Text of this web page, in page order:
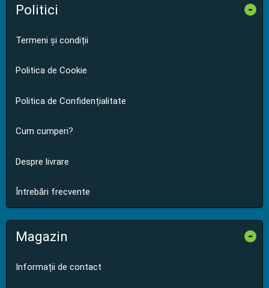
Politici -
Termeni și condiții
Politica de Cookie
Politica de Confidențialitate
Cum cumperi?
Despre livrare
Întrebări frecvente
Magazin -
Informații de contact